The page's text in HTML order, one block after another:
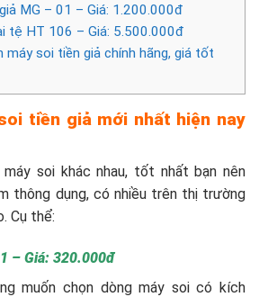
MG – 01 – Giá: 1.200.000đ
tệ HT 106 – Giá: 5.500.000đ
máy soi tiền giả chính hãng, giá tốt
tiền giả mới nhất hiện nay
soi khác nhau, tốt nhất bạn nên
thông dụng, có nhiều trên thị trường
Cụ thể:
– Giá: 320.000đ
muốn chọn dòng máy soi có kích